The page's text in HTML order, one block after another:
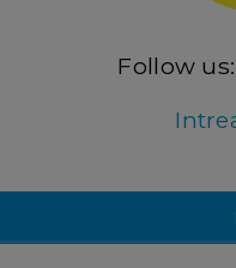
Follow us: